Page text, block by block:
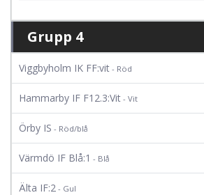
Grupp 4
Viggbyholm IK FF:vit - Röd
Hammarby IF F12.3:Vit - Vit
Örby IS - Röd/blå
Värmdö IF Blå:1 - Blå
Älta IF:2 - Gul